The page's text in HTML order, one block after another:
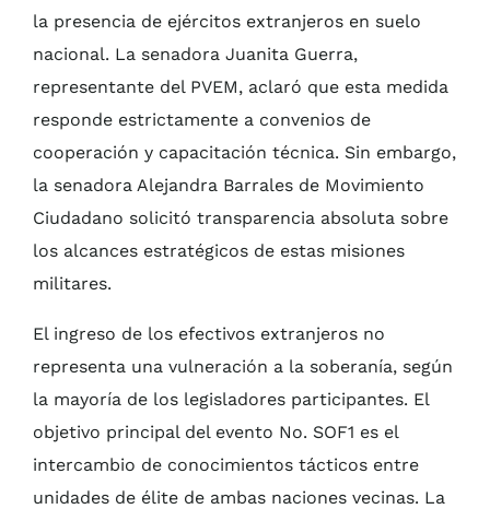
la presencia de ejércitos extranjeros en suelo
nacional. La senadora Juanita Guerra,
representante del PVEM, aclaró que esta medida
responde estrictamente a convenios de
cooperación y capacitación técnica. Sin embargo,
la senadora Alejandra Barrales de Movimiento
Ciudadano solicitó transparencia absoluta sobre
los alcances estratégicos de estas misiones
militares.
El ingreso de los efectivos extranjeros no
representa una vulneración a la soberanía, según
la mayoría de los legisladores participantes. El
objetivo principal del evento No. SOF1 es el
intercambio de conocimientos tácticos entre
unidades de élite de ambas naciones vecinas. La